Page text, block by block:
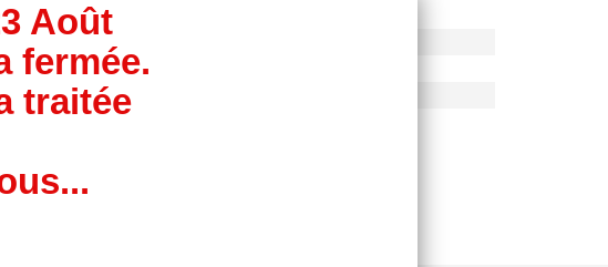
110 Ch
250 Nm
430 Nm (gain : + 180 Nm)
Août
fermée.
traitée